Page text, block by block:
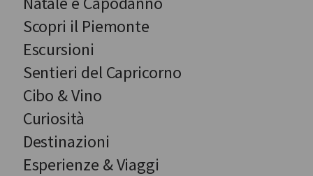
Scopri il Piemonte
Escursioni
Sentieri del Capricorno
Cibo & Vino
Curiosità
Destinazioni
Esperienze & Viaggi